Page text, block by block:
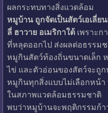
ผลกระทบทางสิ่งแวดล้อม
หมูบ้าน ถูกจัดเป็นสัตว์เอเลี่ย
ลี่ ฮาวาย อเมริกาใต้เพราะก
ที่หลุดออกไป ส่งผลต่อธรรม
หมูกินสัตว์ท้องถิ่นขนาดเล็ก
ไข่ และตัวอ่อนของสัตว์จะถู
หมูกินทุกสิ่งแบบไม่เลือกหน้
ในสภาพแวดล้อมธรรมชาติ
พบว่าหมูบ้านจะพฤติกรรมก้า